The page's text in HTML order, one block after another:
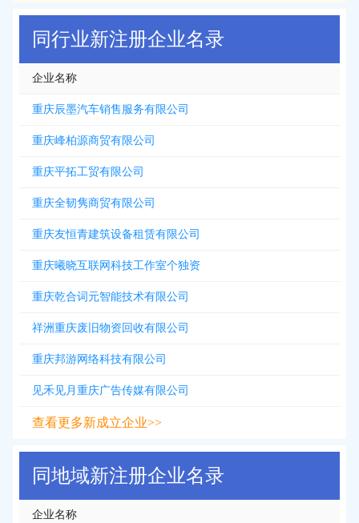
2026-08-08新增5312条企业名录资源，注册提取>>>
同行业新注册企业名录
企业名称
重庆辰墨汽车销售服务有限公司
重庆峰柏源商贸有限公司
重庆平拓工贸有限公司
重庆全韧隽商贸有限公司
重庆友恒青建筑设备租赁有限公司
重庆曦晓互联网科技工作室个独资
重庆乾合词元智能技术有限公司
祥洲重庆废旧物资回收有限公司
重庆邦游网络科技有限公司
见禾见月重庆广告传媒有限公司
查看更多新成立企业>>
同地域新注册企业名录
企业名称